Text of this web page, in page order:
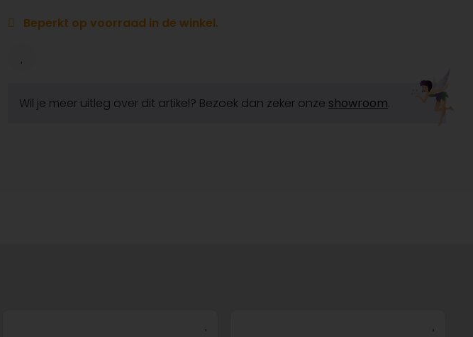
Beperkt op voorraad in de winkel.
Wil je meer uitleg over dit artikel? Bezoek dan zeker onze showroom.